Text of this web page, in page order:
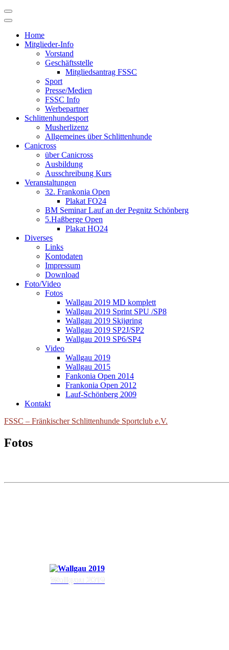
Skip
to
Home
Mitglieder-Info
Vorstand
Geschäftsstelle
Mitgliedsantrag FSSC
Sport
Presse/Medien
FSSC Info
Werbepartner
Schlittenhundesport
Musherlizenz
Allgemeines über Schlittenhunde
Canicross
über Canicross
Ausbildung
Ausschreibung Kurs
Veranstaltungen
32. Frankonia Open
Plakat FO24
BM Seminar Lauf an der Pegnitz Schönberg
5.Haßberge Open
Plakat HO24
Diverses
Links
Kontodaten
Impressum
Download
Foto/Video
Fotos
Wallgau 2019 MD komplett
Wallgau 2019 Sprint SPU /SP8
Wallgau 2019 Skijøring
Wallgau 2019 SP2J/SP2
Wallgau 2019 SP6/SP4
Video
Wallgau 2019
Wallgau 2015
Fankonia Open 2014
Frankonia Open 2012
Lauf-Schönberg 2009
Kontakt
FSSC – Fränkischer Schlittenhunde Sportclub e.V.
Fotos
Wallgau 2019